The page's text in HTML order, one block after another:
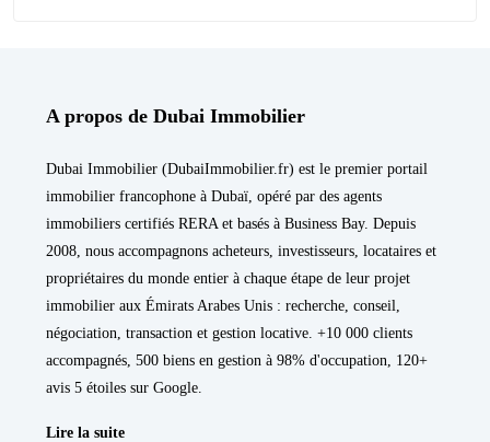
A propos de Dubai Immobilier
Dubai Immobilier (DubaiImmobilier.fr) est le premier portail
immobilier francophone à Dubaï, opéré par des agents
immobiliers certifiés RERA et basés à Business Bay. Depuis
2008, nous accompagnons acheteurs, investisseurs, locataires et
propriétaires du monde entier à chaque étape de leur projet
immobilier aux Émirats Arabes Unis : recherche, conseil,
négociation, transaction et gestion locative. +10 000 clients
accompagnés, 500 biens en gestion à 98% d'occupation, 120+
avis 5 étoiles sur Google.
Lire la suite